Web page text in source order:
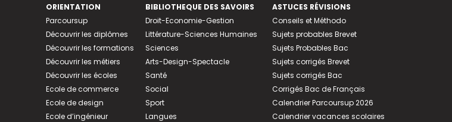
ORIENTATION
Parcoursup
Découvrir les diplômes
Découvrir les formations
Découvrir les métiers
Découvrir les écoles
Ecole de commerce
Ecole de design
Ecole d’ingénieur
BIBLIOTHEQUE DES SAVOIRS
Droit-Economie-Gestion
Littérature-Sciences Humaines
Sciences
Arts-Design-Spectacle
Santé
Social
Sport
Langues
ASTUCES RÉVISIONS
Conseils et Méthodo
Sujets probables Brevet
Sujets Probables Bac
Sujets corrigés Brevet
Sujets corrigés Bac
Corrigés Bac de Français
Calendrier Parcoursup 2026
Calendrier vacances scolaires